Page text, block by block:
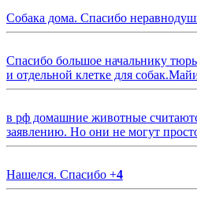
Собака дома. Спасибо
Спасибо большое начальнику
и отдельной клетке для
в рф домашние животные
заявлению. Но они не могут
Нашелся. Спасибо +4